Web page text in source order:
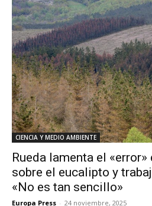
CIENCIA Y MEDIO AMBIENTE
Rueda lamenta el
sobre el eucalipto y
«No es tan sencillo»
Europa Press - 24 noviembre, 2025